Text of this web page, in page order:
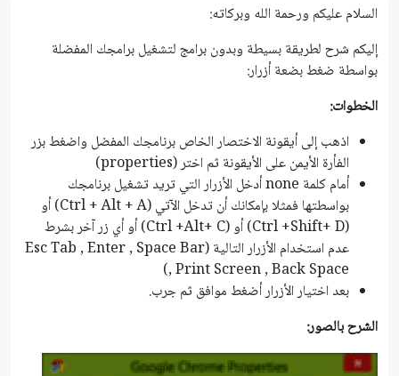
السلام عليكم ورحمة الله وبركاته:
إليكم شرح لطريقة بسيطة وبدون برامج لتشغيل برامجك المفضلة
بواسطة ضغط بضعة أزرار:
الخطوات:
اذهب إلى أيقونة الاختصار الخاص برنامجك المفضل واضغط بزر
الفأرة الأيمن على الأيقونة ثم اختر (properties)
أمام كلمة none أدخل الأزرار التي تريد تشغيل برنامجك
بواسطتها فمثلا بإمكانك أن تدخل الآتي (Ctrl + Alt + A) أو
(Ctrl +Shift+ D) أو (Ctrl +Alt+ C) أو أي زر آخر بشرط
عدم استخدام الأزرار التالية (Esc Tab , Enter , Space Bar
, Print Screen , Back Space)
بعد اختيار الأزرار أضغط موافق ثم جرب.
الشرح بالصور: